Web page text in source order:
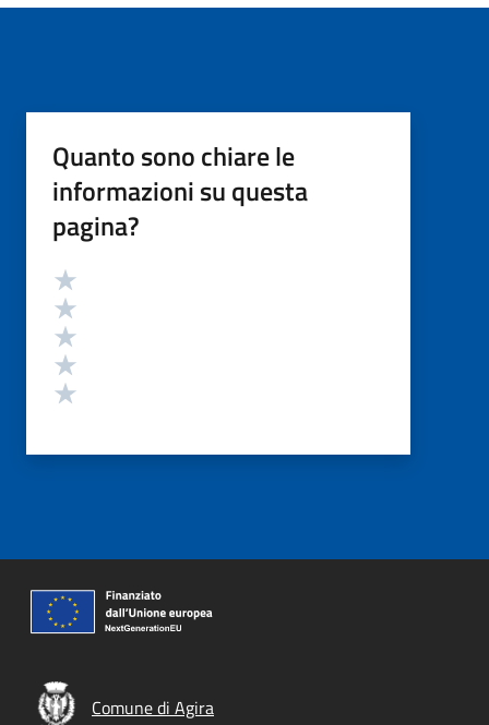
Quanto sono chiare le
informazioni su questa
pagina?
Valutazione
Comune di Agira